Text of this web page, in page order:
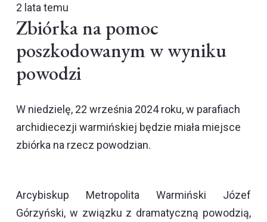
2 lata temu
Zbiórka na pomoc
poszkodowanym w wyniku
powodzi
W niedzielę, 22 września 2024 roku, w parafiach
archidiecezji warmińskiej będzie miała miejsce
zbiórka na rzecz powodzian.
Arcybiskup Metropolita Warmiński Józef
Górzyński, w związku z dramatyczną powodzią,